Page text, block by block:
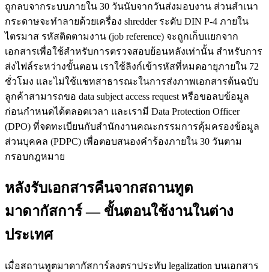
ถูกลบจากระบบภายใน 30 วันนับจากวันส่งมอบงาน ส่วนสำเนา
กระดาษจะทำลายด้วยเครื่อง shredder ระดับ DIN P-4 ภายใน
ไตรมาส รหัสติดตามงาน (job reference) จะถูกเก็บแยกจาก
เอกสารเพื่อใช้สำหรับการตรวจสอบย้อนหลังเท่านั้น สำหรับการ
ส่งไฟล์ระหว่างขั้นตอน เราใช้ลิงก์เข้ารหัสที่หมดอายุภายใน 72
ชั่วโมง และไม่ใช้แชทสาธารณะในการส่งภาพเอกสารต้นฉบับ
ลูกค้าสามารถขอ data subject access request หรือขอลบข้อมูล
ก่อนกำหนดได้ตลอดเวลา และเรามี Data Protection Officer
(DPO) ที่จดทะเบียนกับสำนักงานคณะกรรมการคุ้มครองข้อมูล
ส่วนบุคคล (PDPC) เพื่อตอบสนองคำร้องภายใน 30 วันตาม
กรอบกฎหมาย
หลังรับเอกสารคืนจากสถานทูต
มาดากัสการ์ — ขั้นตอนใช้งานในต่าง
ประเทศ
เมื่อสถานทูตมาดากัสการ์ลงตราประทับ legalization บนเอกสาร